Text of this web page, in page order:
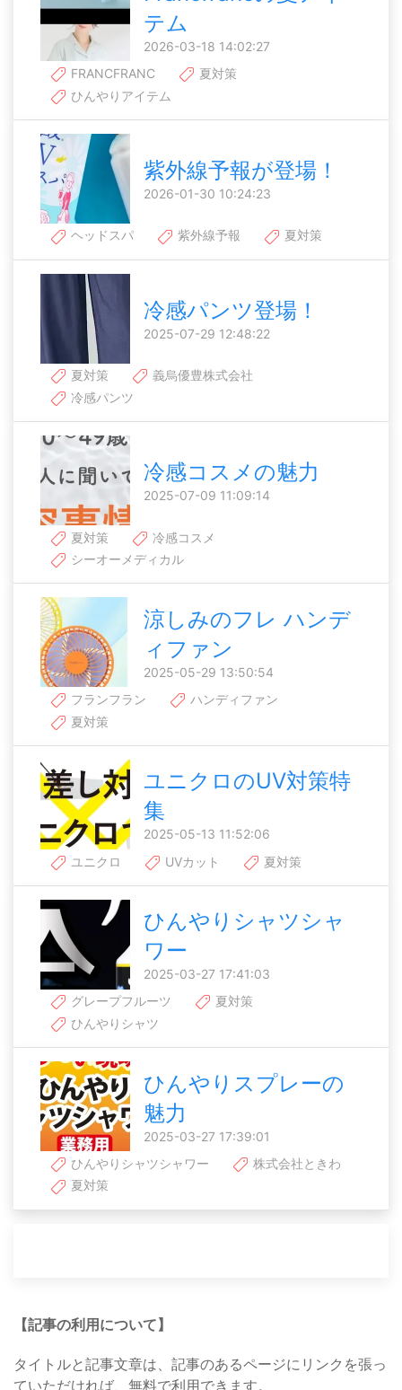
テム
2026-03-18 14:02:27
FRANCFRANC
夏対策
ひんやりアイテム
紫外線予報が登場！
2026-01-30 10:24:23
ヘッドスパ 紫外線予報 夏対策
冷感パンツ登場！
2025-07-29 12:48:22
夏対策
義烏優豊株式会社
冷感パンツ
冷感コスメの魅力
2025-07-09 11:09:14
夏対策
冷感コスメ
シーオーメディカル
涼しみのフレ ハンデ
ィファン
2025-05-29 13:50:54
フランフラン
ハンディファン
夏対策
ユニクロのUV対策特
集
2025-05-13 11:52:06
ユニクロ
UVカット 夏対策
ひんやりシャツシャ
ワー
2025-03-27 17:41:03
グレープフルーツ
夏対策
ひんやりシャツ
ひんやりスプレーの
魅力
2025-03-27 17:39:01
ひんやりシャツシャワー
株式会社ときわ
夏対策
【記事の利用について】
タイトルと記事文章は、記事のあるページにリンクを張っ
ていただければ、無料で利用できます。